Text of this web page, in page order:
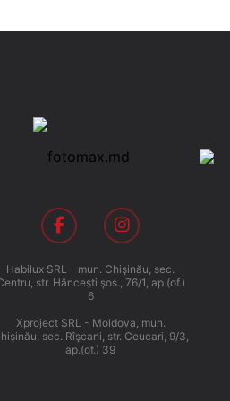
Habilux SRL - mun. Chişinău, sec.
str. Hânceşti şos., 76/1, ap.(of.)
6
Xproject SRL - Moldova, mun.
sec. Rîşcani, str. Ceucari, 9/3,
ap.(of.) 39